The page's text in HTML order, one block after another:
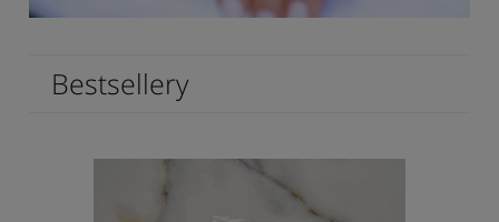
Bestsellery